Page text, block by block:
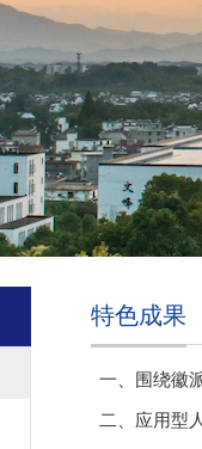
特色成果
一、围绕徽
二、应用型